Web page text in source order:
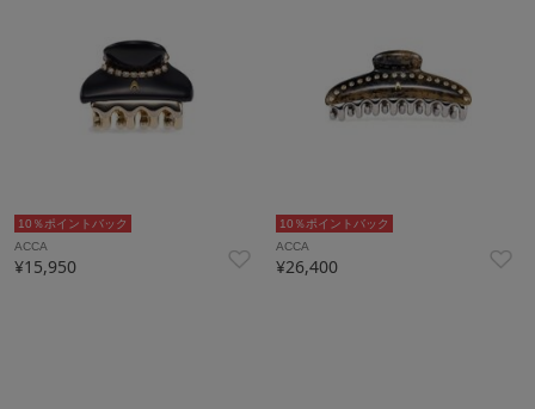
10％ポイントバック
ACCA
¥15,950
10％ポイントバック
ACCA
¥26,400